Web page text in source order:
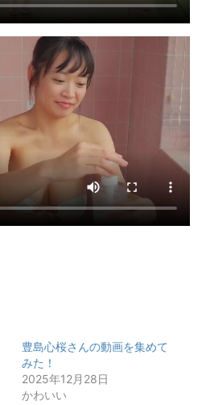
豊島心桜さんの動画を集めて
みた！
2025年12月28日
かわいい